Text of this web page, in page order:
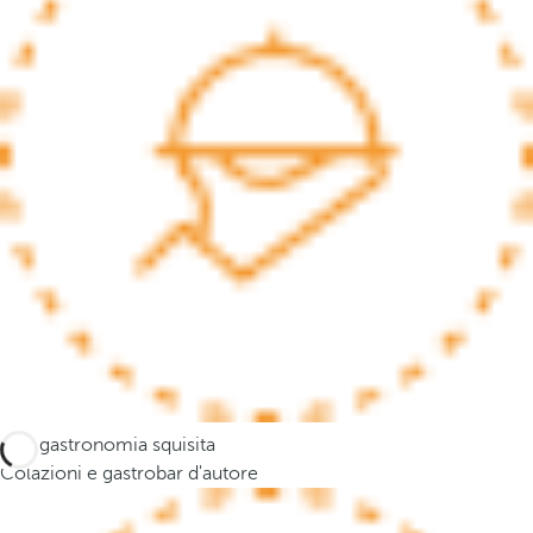
A
f
t
e
r
e
n
h
r
Una gastronomia squisita
Colazioni e gastrobar d'autore